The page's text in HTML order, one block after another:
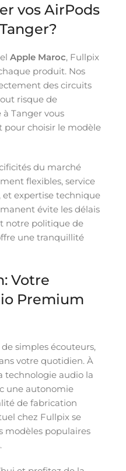
vos AirPods
Apple Maroc, Fullpix
produit. Nos
des circuits
risque de
Tanger vous
pour choisir le modèle
du marché
flexibles, service
et expertise technique
évite les délais
notre politique de
une tranquillité
Votre
Premium
simples écouteurs,
votre quotidien. À
technologie audio la
une autonomie
de fabrication
chez Fullpix se
modèles populaires